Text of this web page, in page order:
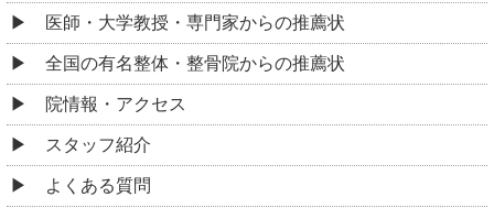
医師・大学教授・専門家からの推薦状
全国の有名整体・整骨院からの推薦状
院情報・アクセス
スタッフ紹介
よくある質問